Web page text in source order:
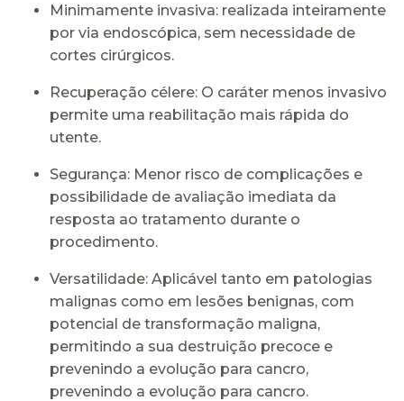
Minimamente invasiva: realizada inteiramente
por via endoscópica, sem necessidade de
cortes cirúrgicos.
Recuperação célere: O caráter menos invasivo
permite uma reabilitação mais rápida do
utente.
Segurança: Menor risco de complicações e
possibilidade de avaliação imediata da
resposta ao tratamento durante o
procedimento.
Versatilidade: Aplicável tanto em patologias
malignas como em lesões benignas, com
potencial de transformação maligna,
permitindo a sua destruição precoce e
prevenindo a evolução para cancro,
prevenindo a evolução para cancro.